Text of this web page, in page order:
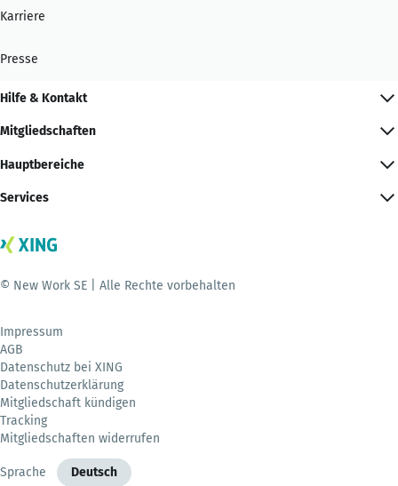
Karriere
Presse
Hilfe & Kontakt
Mitgliedschaften
Hauptbereiche
Services
© New Work SE | Alle Rechte vorbehalten
Impressum
AGB
Datenschutz bei XING
Datenschutzerklärung
Mitgliedschaft kündigen
Tracking
Mitgliedschaften widerrufen
Sprache Deutsch